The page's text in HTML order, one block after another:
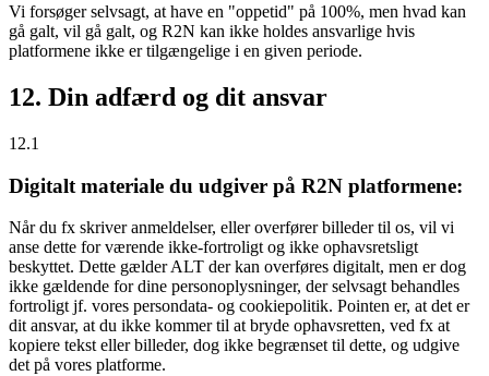
Vi forsøger selvsagt, at have en "oppetid" på 100%, men hvad kan
gå galt, vil gå galt, og R2N kan ikke holdes ansvarlige hvis
platformene ikke er tilgængelige i en given periode.
12. Din adfærd og dit ansvar
12.1
Digitalt materiale du udgiver på R2N platformene:
Når du fx skriver anmeldelser, eller overfører billeder til os, vil vi
anse dette for værende ikke-fortroligt og ikke ophavsretsligt
beskyttet. Dette gælder ALT der kan overføres digitalt, men er dog
ikke gældende for dine personoplysninger, der selvsagt behandles
fortroligt jf. vores persondata- og cookiepolitik. Pointen er, at det er
dit ansvar, at du ikke kommer til at bryde ophavsretten, ved fx at
kopiere tekst eller billeder, dog ikke begrænset til dette, og udgive
det på vores platforme.